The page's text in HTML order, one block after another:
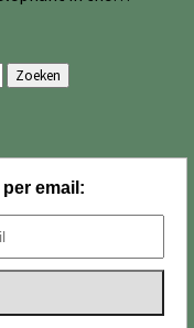
Zoeken
email: